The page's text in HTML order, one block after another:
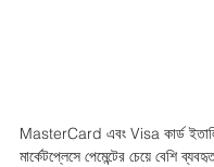
MasterCard এবং Visa কার্ড
মার্কেটপ্লেসে পেমেন্টের চেয়ে বেশি